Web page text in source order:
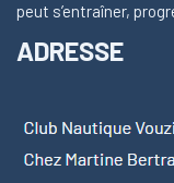
peut s’entraîner,
ADRESSE